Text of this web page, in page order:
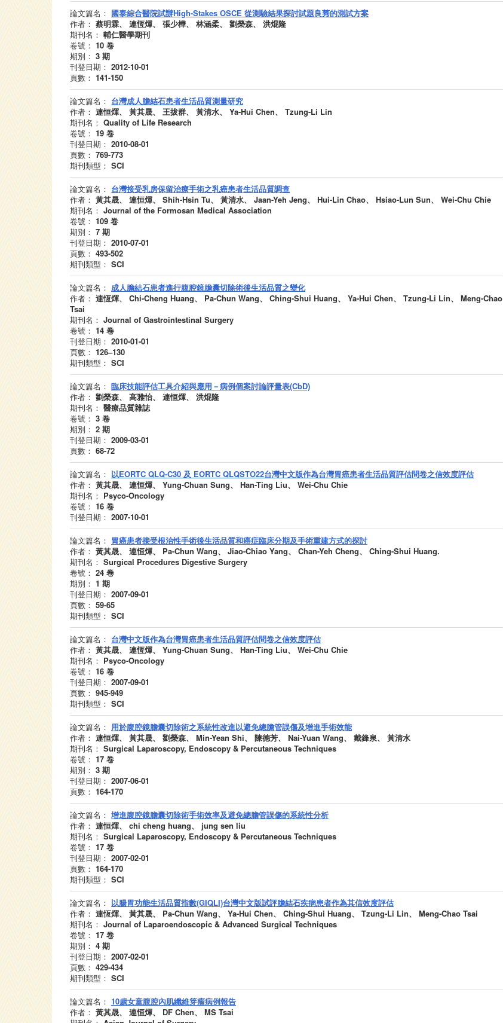
論文篇名： 國泰綜合醫院試辦High-Stakes OSCE 從測驗結果探討試題良莠的測試方案
作者： 蔡明霖、 連恆煇、 張少樺、 林涵柔、 劉榮森、 洪焜隆
期刊名： 輔仁醫學期刊
卷號： 10 卷
期別： 3 期
刊登日期： 2012-10-01
頁數： 141-150
論文篇名： 台灣成人膽結石患者生活品質測量研究
作者： 連恒煇、 黃其晟、 王拔群、 黃清水、 Ya-Hui Chen、 Tzung-Li Lin
期刊名： Quality of Life Research
卷號： 19 卷
刊登日期： 2010-08-01
頁數： 769-773
期刊類型： SCI
論文篇名： 台灣接受乳房保留治療手術之乳癌患者生活品質調查
作者： 黃其晟、 連恒煇、 Shih-Hsin Tu、 黃清水、 Jaan-Yeh Jeng、 Hui-Lin Chao、 Hsiao-Lun Sun、 Wei-Chu Chie
期刊名： Journal of the Formosan Medical Association
卷號： 109 卷
期別： 7 期
刊登日期： 2010-07-01
頁數： 493-502
期刊類型： SCI
論文篇名： 成人膽結石患者進行腹腔鏡膽囊切除術後生活品質之變化
作者： 連恆煇、 Chi-Cheng Huang、 Pa-Chun Wang、 Ching-Shui Huang、 Ya-Hui Chen、 Tzung-Li Lin、 Meng-Chao
Tsai
期刊名： Journal of Gastrointestinal Surgery
卷號： 14 卷
刊登日期： 2010-01-01
頁數： 126–130
期刊類型： SCI
論文篇名： 臨床技能評估工具介紹與應用－病例個案討論評量表(CbD)
作者： 劉榮森、 高雅怡、 連恒煇、 洪焜隆
期刊名： 醫療品質雜誌
卷號： 3 卷
期別： 2 期
刊登日期： 2009-03-01
頁數： 68-72
論文篇名： 以EORTC QLQ-C30 及 EORTC QLQSTO22台灣中文版作為台灣胃癌患者生活品質評估問卷之信效度評估
作者： 黃其晟、 連恒煇、 Yung-Chuan Sung、 Han-Ting Liu、 Wei-Chu Chie
期刊名： Psyco-Oncology
卷號： 16 卷
刊登日期： 2007-10-01
論文篇名： 胃癌患者接受根治性手術後生活品質和癌症臨床分期及手術重建方式的探討
作者： 黃其晟、 連恒煇、 Pa-Chun Wang、 Jiao-Chiao Yang、 Chan-Yeh Cheng、 Ching-Shui Huang.
期刊名： Surgical Procedures Digestive Surgery
卷號： 24 卷
期別： 1 期
刊登日期： 2007-09-01
頁數： 59-65
期刊類型： SCI
論文篇名： 台灣中文版作為台灣胃癌患者生活品質評估問卷之信效度評估
作者： 黃其晟、 連恆煇、 Yung-Chuan Sung、 Han-Ting Liu、 Wei-Chu Chie
期刊名： Psyco-Oncology
卷號： 16 卷
刊登日期： 2007-09-01
頁數： 945-949
期刊類型： SCI
論文篇名： 用於腹腔鏡膽囊切除術之系統性改進以避免總膽管誤傷及增進手術效能
作者： 連恒煇、 黃其晟、 劉榮森、 Min-Yean Shi、 陳德芳、 Nai-Yuan Wang、 戴鋒泉、 黃清水
期刊名： Surgical Laparoscopy, Endoscopy & Percutaneous Techniques
卷號： 17 卷
期別： 3 期
刊登日期： 2007-06-01
頁數： 164-170
論文篇名： 增進腹腔鏡膽囊切除術手術效率及避免總膽管誤傷的系統性分析
作者： 連恒煇、 chi cheng huang、 jung sen liu
期刊名： Surgical Laparoscopy, Endoscopy & Percutaneous Techniques
卷號： 17 卷
刊登日期： 2007-02-01
頁數： 164-170
期刊類型： SCI
論文篇名： 以腸胃功能生活品質指數(GIQLI)台灣中文版試評膽結石疾病患者作為其信效度評估
作者： 連恆煇、 黃其晟、 Pa-Chun Wang、 Ya-Hui Chen、 Ching-Shui Huang、 Tzung-Li Lin、 Meng-Chao Tsai
期刊名： Journal of Laparoendoscopic & Advanced Surgical Techniques
卷號： 17 卷
期別： 4 期
刊登日期： 2007-02-01
頁數： 429-434
期刊類型： SCI
論文篇名： 10歲女童腹腔內肌纖維笌瘤病例報告
作者： 黃其晟、 連恒煇、 DF Chen、 MS Tsai